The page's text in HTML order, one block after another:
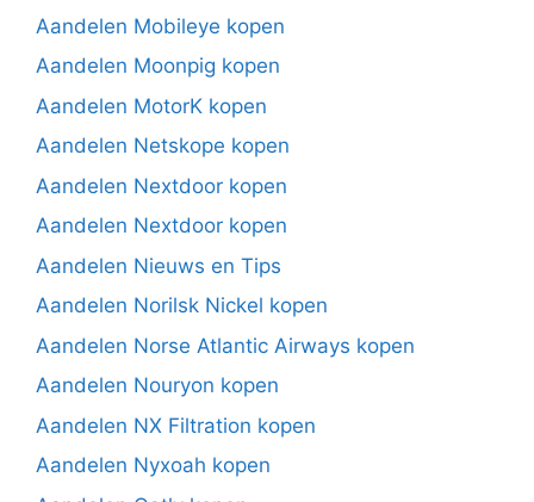
Aandelen Mobileye kopen
Aandelen Moonpig kopen
Aandelen MotorK kopen
Aandelen Netskope kopen
Aandelen Nextdoor kopen
Aandelen Nextdoor kopen
Aandelen Nieuws en Tips
Aandelen Norilsk Nickel kopen
Aandelen Norse Atlantic Airways kopen
Aandelen Nouryon kopen
Aandelen NX Filtration kopen
Aandelen Nyxoah kopen